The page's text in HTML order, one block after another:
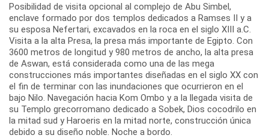
Posibilidad de visita opcional al complejo de Abu Simbel,
enclave formado por dos templos dedicados a Ramses II y a
su esposa Nefertari, excavados en la roca en el siglo XIII a.C.
Visita a la alta Presa, la presa más importante de Egipto. Con
3600 metros de longitud y 980 metros de ancho, la alta presa
de Aswan, está considerada como una de las mega
construcciones más importantes diseñadas en el siglo XX con
el fin de terminar con las inundaciones que ocurrieron en el
bajo Nilo. Navegación hacia Kom Ombo y a la llegada visita de
su Templo grecorromano dedicado a Sobek, Dios cocodrilo en
la mitad sud y Haroeris en la mitad norte, construcción única
debido a su diseño noble. Noche a bordo.